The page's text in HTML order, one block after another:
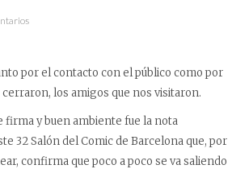
por el contacto con el público como por
los amigos que nos visitaron.
firma y buen ambiente fue la nota
32 Salón del Comic de Barcelona que, por
confirma que poco a poco se va saliendo